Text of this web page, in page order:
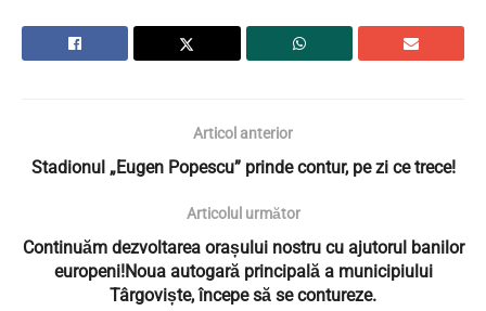
Articol anterior
Stadionul „Eugen Popescu” prinde contur, pe zi ce trece!
Articolul următor
Continuăm dezvoltarea orașului nostru cu ajutorul banilor
europeni!Noua autogară principală a municipiului
Târgoviște, începe să se contureze.